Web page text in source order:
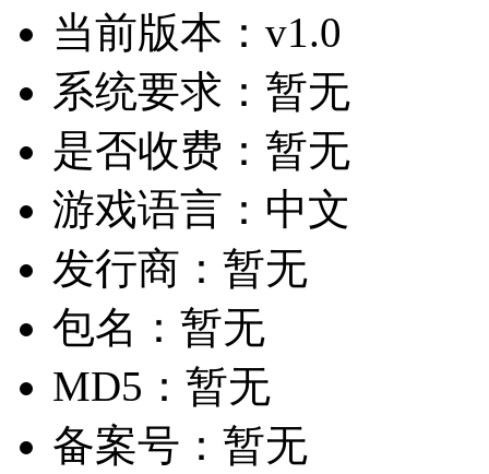
当前版本： v1.0
系统要求： 暂无
是否收费： 暂无
游戏语言： 中文
发行商： 暂无
包名： 暂无
MD5： 暂无
备案号： 暂无